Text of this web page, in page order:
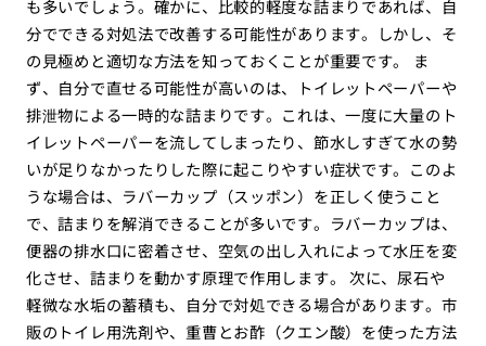
も多いでしょう。確かに、比較的軽度な詰まりであれば、自
分でできる対処法で改善する可能性があります。しかし、そ
の見極めと適切な方法を知っておくことが重要です。 ま
ず、自分で直せる可能性が高いのは、トイレットペーパーや
排泄物による一時的な詰まりです。これは、一度に大量のト
イレットペーパーを流してしまったり、節水しすぎて水の勢
いが足りなかったりした際に起こりやすい症状です。このよ
うな場合は、ラバーカップ（スッポン）を正しく使うこと
で、詰まりを解消できることが多いです。ラバーカップは、
便器の排水口に密着させ、空気の出し入れによって水圧を変
化させ、詰まりを動かす原理で作用します。 次に、尿石や
軽微な水垢の蓄積も、自分で対処できる場合があります。市
販のトイレ用洗剤や、重曹とお酢（クエン酸）を使った方法